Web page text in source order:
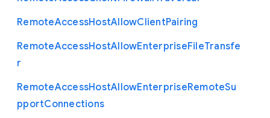
RemoteAccessHostAllowClientPairing
RemoteAccessHostAllowEnterpriseFileTransfe
r
RemoteAccessHostAllowEnterpriseRemoteSu
pportConnections